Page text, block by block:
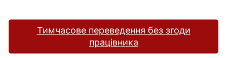
Тимчасове переведення без згоди
працівника